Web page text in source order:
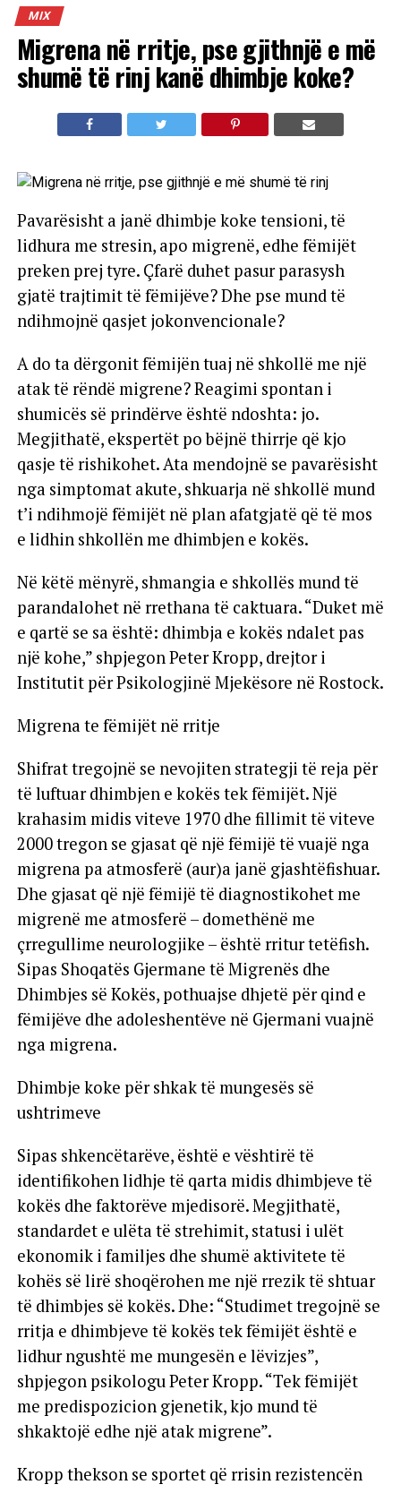
MIX
Migrena në rritje, pse gjithnjë e më
shumë të rinj kanë dhimbje koke?
Pavarësisht a janë dhimbje koke tensioni, të
lidhura me stresin, apo migrenë, edhe fëmijët
preken prej tyre. Çfarë duhet pasur parasysh
gjatë trajtimit të fëmijëve? Dhe pse mund të
ndihmojnë qasjet jokonvencionale?
A do ta dërgonit fëmijën tuaj në shkollë me një
atak të rëndë migrene? Reagimi spontan i
shumicës së prindërve është ndoshta: jo.
Megjithatë, ekspertët po bëjnë thirrje që kjo
qasje të rishikohet. Ata mendojnë se pavarësisht
nga simptomat akute, shkuarja në shkollë mund
t’i ndihmojë fëmijët në plan afatgjatë që të mos
e lidhin shkollën me dhimbjen e kokës.
Në këtë mënyrë, shmangia e shkollës mund të
parandalohet në rrethana të caktuara. “Duket më
e qartë se sa është: dhimbja e kokës ndalet pas
një kohe,” shpjegon Peter Kropp, drejtor i
Institutit për Psikologjinë Mjekësore në Rostock.
Migrena te fëmijët në rritje
Shifrat tregojnë se nevojiten strategji të reja për
të luftuar dhimbjen e kokës tek fëmijët. Një
krahasim midis viteve 1970 dhe fillimit të viteve
2000 tregon se gjasat që një fëmijë të vuajë nga
migrena pa atmosferë (aur)a janë gjashtëfishuar.
Dhe gjasat që një fëmijë të diagnostikohet me
migrenë me atmosferë – domethënë me
çrregullime neurologjike – është rritur tetëfish.
Sipas Shoqatës Gjermane të Migrenës dhe
Dhimbjes së Kokës, pothuajse dhjetë për qind e
fëmijëve dhe adoleshentëve në Gjermani vuajnë
nga migrena.
Dhimbje koke për shkak të mungesës së
ushtrimeve
Sipas shkencëtarëve, është e vështirë të
identifikohen lidhje të qarta midis dhimbjeve të
kokës dhe faktorëve mjedisorë. Megjithatë,
standardet e ulëta të strehimit, statusi i ulët
ekonomik i familjes dhe shumë aktivitete të
kohës së lirë shoqërohen me një rrezik të shtuar
të dhimbjes së kokës. Dhe: “Studimet tregojnë se
rritja e dhimbjeve të kokës tek fëmijët është e
lidhur ngushtë me mungesën e lëvizjes”,
shpjegon psikologu Peter Kropp. “Tek fëmijët
me predispozicion gjenetik, kjo mund të
shkaktojë edhe një atak migrene”.
Kropp thekson se sportet që rrisin rezistencën